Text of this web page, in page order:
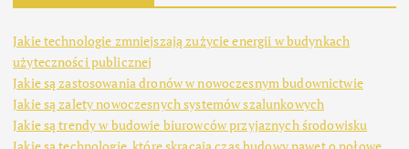
Jakie technologie zmniejszają zużycie energii w budynkach
użyteczności publicznej
Jakie są zastosowania dronów w nowoczesnym budownictwie
Jakie są zalety nowoczesnych systemów szalunkowych
Jakie są trendy w budowie biurowców przyjaznych środowisku